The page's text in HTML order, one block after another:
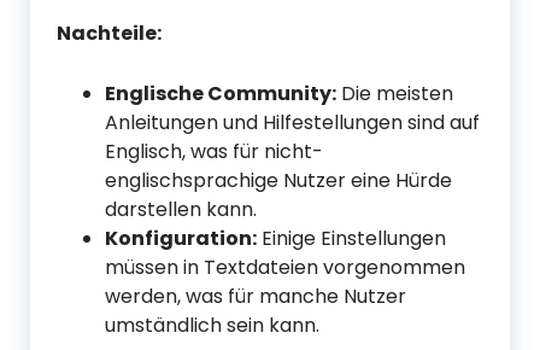
Nachteile:
Englische Community: Die meisten
Anleitungen und Hilfestellungen sind auf
Englisch, was für nicht-
englischsprachige Nutzer eine Hürde
darstellen kann.
Konfiguration: Einige Einstellungen
müssen in Textdateien vorgenommen
werden, was für manche Nutzer
umständlich sein kann.